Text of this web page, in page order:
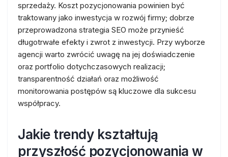
sprzedaży. Koszt pozycjonowania powinien być
traktowany jako inwestycja w rozwój firmy; dobrze
przeprowadzona strategia SEO może przynieść
długotrwałe efekty i zwrot z inwestycji. Przy wyborze
agencji warto zwrócić uwagę na jej doświadczenie
oraz portfolio dotychczasowych realizacji;
transparentność działań oraz możliwość
monitorowania postępów są kluczowe dla sukcesu
współpracy.
Jakie trendy kształtują
przyszłość pozycjonowania w